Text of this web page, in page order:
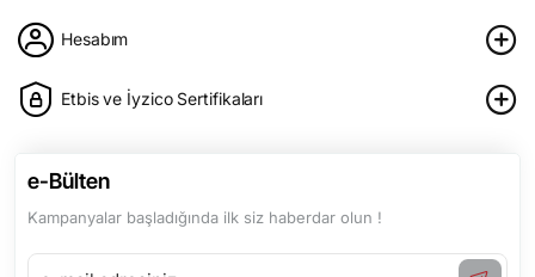
Hesabım
Etbis ve İyzico Sertifikaları
e-Bülten
Kampanyalar başladığında ilk siz haberdar olun !
e-